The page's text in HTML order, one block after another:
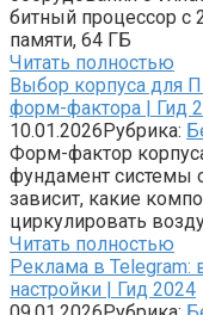
битный процессор с
памяти, 64 ГБ
Читать полностью
Выбор корпуса для
форм-фактора | Гид
10.01.2026Рубрика:
Форм-фактор
фундамент системы
зависит, какие
циркулировать
Читать полностью
Реклама в Telegram:
настройки | Гид 2024